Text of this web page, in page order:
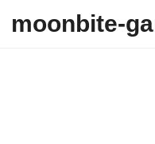
moonbite-